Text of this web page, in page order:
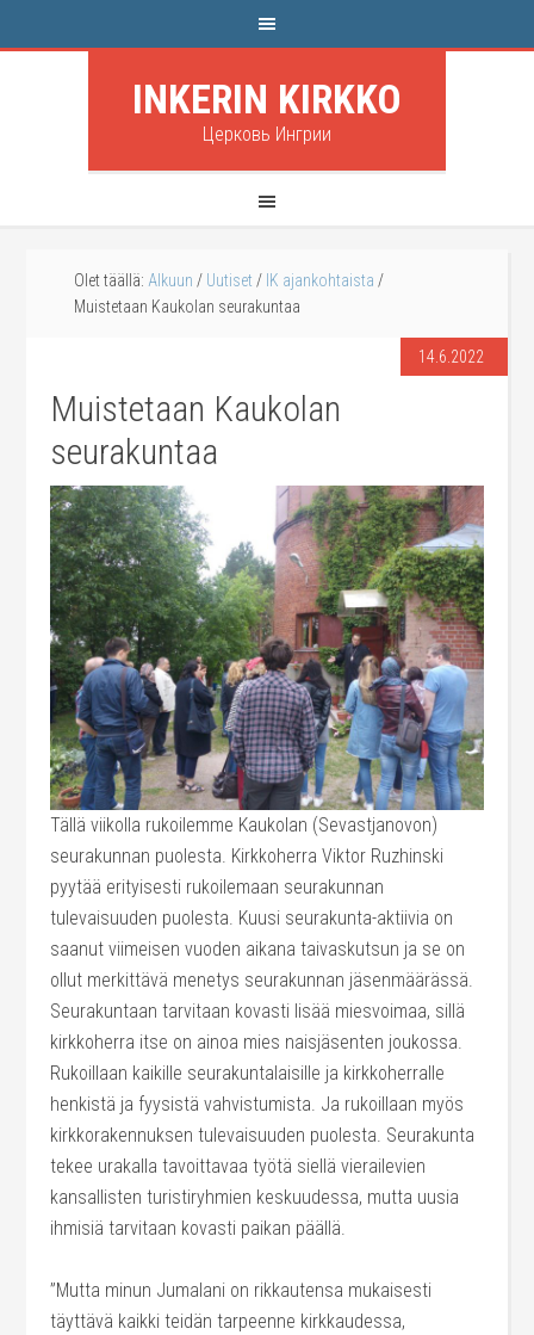
INKERIN KIRKKO
Церковь Ингрии
Olet täällä: Alkuun / Uutiset / IK ajankohtaista /
Muistetaan Kaukolan seurakuntaa
14.6.2022
Muistetaan Kaukolan
seurakuntaa
Tällä viikolla rukoilemme Kaukolan (Sevastjanovon)
seurakunnan puolesta. Kirkkoherra Viktor Ruzhinski
pyytää erityisesti rukoilemaan seurakunnan
tulevaisuuden puolesta. Kuusi seurakunta-aktiivia on
saanut viimeisen vuoden aikana taivaskutsun ja se on
ollut merkittävä menetys seurakunnan jäsenmäärässä.
Seurakuntaan tarvitaan kovasti lisää miesvoimaa, sillä
kirkkoherra itse on ainoa mies naisjäsenten joukossa.
Rukoillaan kaikille seurakuntalaisille ja kirkkoherralle
henkistä ja fyysistä vahvistumista. Ja rukoillaan myös
kirkkorakennuksen tulevaisuuden puolesta. Seurakunta
tekee urakalla tavoittavaa työtä siellä vierailevien
kansallisten turistiryhmien keskuudessa, mutta uusia
ihmisiä tarvitaan kovasti paikan päällä.
”Mutta minun Jumalani on rikkautensa mukaisesti
täyttävä kaikki teidän tarpeenne kirkkaudessa,